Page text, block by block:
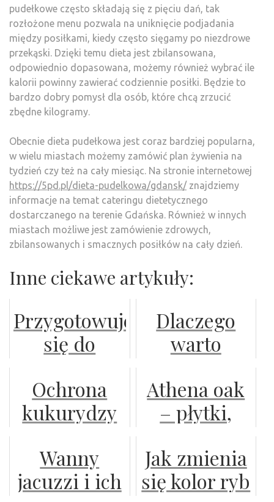
pudełkowe często składają się z pięciu dań, tak
rozłożone menu pozwala na uniknięcie podjadania
między posiłkami, kiedy często sięgamy po niezdrowe
przekąski. Dzięki temu dieta jest zbilansowana,
odpowiednio dopasowana, możemy również wybrać ile
kalorii powinny zawierać codziennie posiłki. Będzie to
bardzo dobry pomysł dla osób, które chcą zrzucić
zbędne kilogramy.
Obecnie dieta pudełkowa jest coraz bardziej popularna,
w wielu miastach możemy zamówić plan żywienia na
tydzień czy też na cały miesiąc. Na stronie internetowej
https://5pd.pl/dieta-pudelkowa/gdansk/ znajdziemy
informacje na temat cateringu dietetycznego
dostarczanego na terenie Gdańska. Również w innych
miastach możliwe jest zamówienie zdrowych,
zbilansowanych i smacznych posiłków na cały dzień.
Inne ciekawe artykuły:
Przygotowujesz
się do
góry?
Dlaczego
warto
zaprawy
nasienne?
Ochrona
kukurydzy
walczyć ze
szkodnikami
Athena oak
– płytki,
wprowadzają
przytulny
Wanny
jacuzzi i ich
Jak zmienia
się kolor ryb